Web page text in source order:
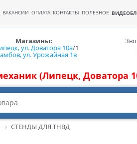
ВАКАНСИИ ОПЛАТА КОНТАКТЫ ПОЛЕЗНОЕ
Магазины:
ул. Доватора 10а/1
ул. Урожайная 1в
(Липецк, Доватора
СТЕНДЫ ДЛЯ ТНВД